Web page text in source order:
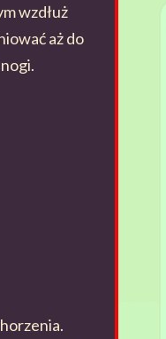
wzdłuż
aż do